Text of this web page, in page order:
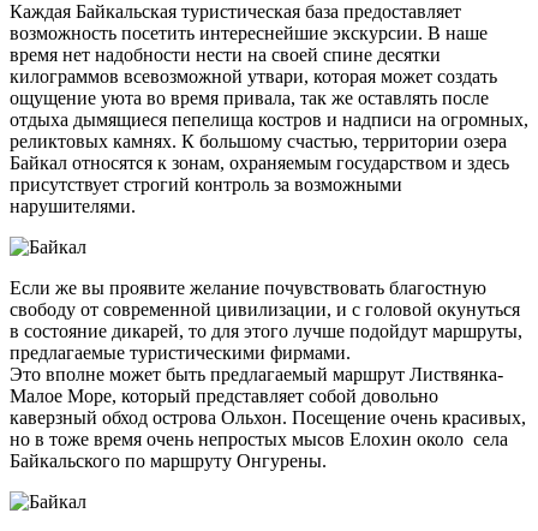
Каждая Байкальская туристическая база предоставляет
возможность посетить интереснейшие экскурсии. В наше
время нет надобности нести на своей спине десятки
килограммов всевозможной утвари, которая может создать
ощущение уюта во время привала, так же оставлять после
отдыха дымящиеся пепелища костров и надписи на огромных,
реликтовых камнях. К большому счастью, территории озера
Байкал относятся к зонам, охраняемым государством и здесь
присутствует строгий контроль за возможными
нарушителями.
Если же вы проявите желание почувствовать благостную
свободу от современной цивилизации, и с головой окунуться
в состояние дикарей, то для этого лучше подойдут маршруты,
предлагаемые туристическими фирмами.
Это вполне может быть предлагаемый маршрут Листвянка-
Малое Море, который представляет собой довольно
каверзный обход острова Ольхон. Посещение очень красивых,
но в тоже время очень непростых мысов Елохин около села
Байкальского по маршруту Онгурены.